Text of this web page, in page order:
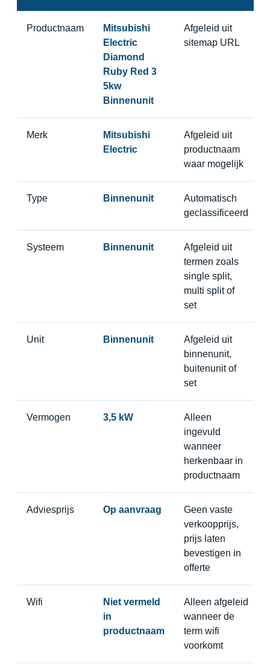
Productnaam
Mitsubishi
Electric
Diamond
Ruby Red 3
5kw
Binnenunit
Afgeleid uit
sitemap URL
Merk
Mitsubishi
Electric
Afgeleid uit
productnaam
waar mogelijk
Type Binnenunit
Automatisch
geclassificeerd
Systeem Binnenunit
Afgeleid uit
termen zoals
single split,
multi split of
set
Unit Binnenunit
Afgeleid uit
binnenunit,
buitenunit of
set
Vermogen 3,5 kW
Alleen
ingevuld
wanneer
herkenbaar in
productnaam
Adviesprijs Op aanvraag
Geen vaste
verkoopprijs,
prijs laten
bevestigen in
offerte
Wifi
Niet vermeld
in
productnaam
Alleen afgeleid
wanneer de
term wifi
voorkomt